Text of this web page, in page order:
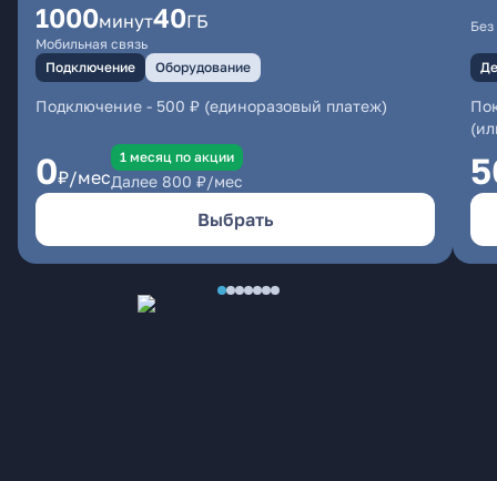
1000минут40ГБ
Мобильная связь
Подключение
Оборудование
Подключение - 500 ₽ (единоразовый платеж)
0₽/мес
1 месяц по акции
Далее 800 ₽/мес
Выбрать